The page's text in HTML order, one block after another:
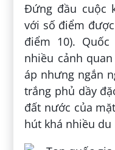
Đứng đầu cuộc
với số điểm
điểm 10).
nhiều cảnh
áp nhưng ngắn
trắng phủ dầy
đất nước của
hút khá nhiều